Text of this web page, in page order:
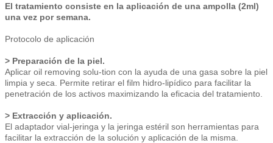
El tratamiento consiste en la aplicación de una ampolla (2ml)
una vez por semana.
Protocolo de aplicación
> Preparación de la piel.
Aplicar oil removing solu-tion con la ayuda de una gasa sobre la piel
limpia y seca. Permite retirar el film hidro-lipídico para facilitar la
penetración de los activos maximizando la eficacia del tratamiento.
> Extracción y aplicación.
El adaptador vial-jeringa y la jeringa estéril son herramientas para
facilitar la extracción de la solución y aplicación de la misma.